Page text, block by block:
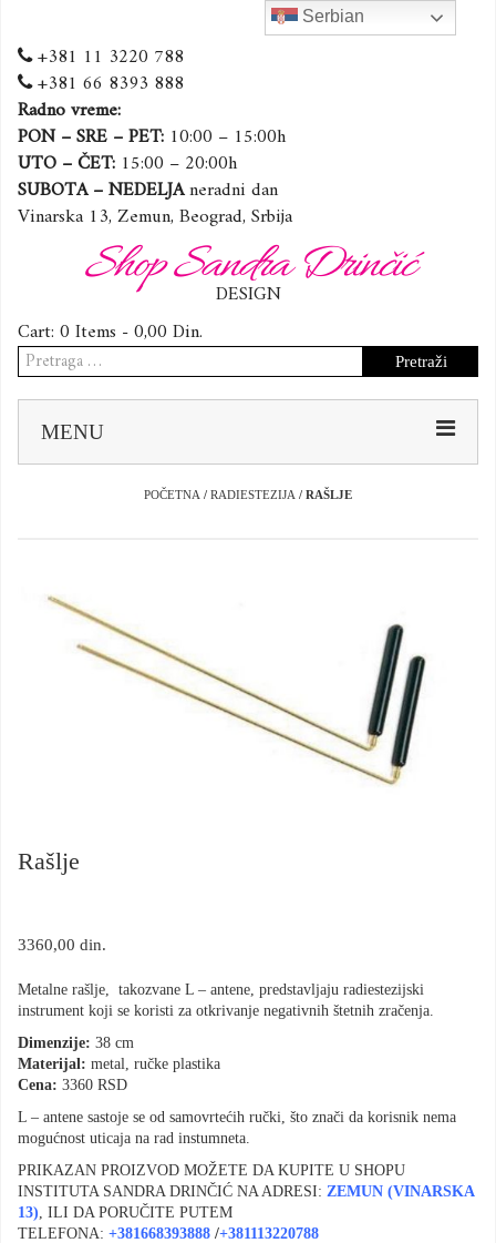
+381 11 3220 788
+381 66 8393 888
Radno vreme:
PON – SRE – PET: 10:00 – 15:00h
UTO – ČET: 15:00 – 20:00h
SUBOTA – NEDELJAneradni dan
Vinarska 13, Zemun, Beograd, Srbija
Shop Sandra Drinčić
DESIGN
Cart: 0 Items -0,00 Din.
Pretraga
za:
MENU
POČETNA / RADIESTEZIJA / RAŠLJE
Rašlje
3360,00 din.
Metalne rašlje, takozvane L – antene, predstavljaju radiestezijski
instrument koji se koristi za otkrivanje negativnih štetnih zračenja.
Dimenzije: 38 cm
Materijal: metal, ručke plastika
Cena: 3360 RSD
L – antene sastoje se od samovrtećih ručki, što znači da korisnik nema
mogućnost uticaja na rad instumneta.
PRIKAZAN PROIZVOD MOŽETE DA KUPITE U SHOPU
INSTITUTA SANDRA DRINČIĆ NA ADRESI: ZEMUN (VINARSKA
13), ILI DA PORUČITE PUTEM
TELEFONA: +381668393888 /+381113220788
Serbian